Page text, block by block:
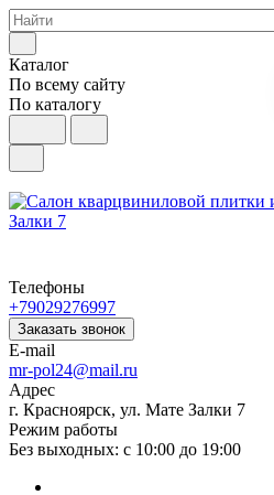
Каталог
По всему сайту
По каталогу
Телефоны
+79029276997
Заказать звонок
E-mail
mr-pol24@mail.ru
Адрес
г. Красноярск, ул. Мате Залки 7
Режим работы
Без выходных: с 10:00 до 19:00